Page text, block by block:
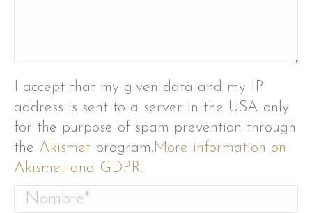
I accept that my given data and my IP
address is sent to a server in the USA only
for the purpose of spam prevention through
the Akismet program.More information on
Akismet and GDPR.
Nombre *